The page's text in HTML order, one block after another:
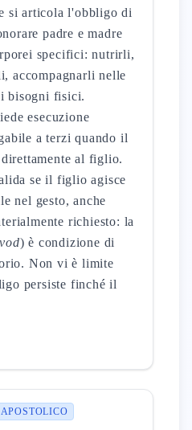
si articola l'obbligo di
padre e madre
specifici: nutrirli,
accompagnarli nelle
bisogni fisici.
esecuzione
a terzi quando il
al figlio.
se il figlio agisce
nel gesto, anche
richiesto: la
) è condizione di
Non vi è limite
persiste finché il
APOSTOLICO